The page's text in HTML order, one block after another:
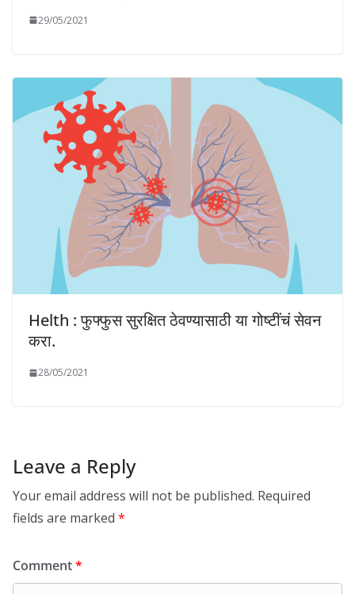
29/05/2021
Helth : फुफ्फुस सुरक्षित ठेवण्यासाठी या गोष्टींचं सेवन
करा.
28/05/2021
Leave a Reply
Your email address will not be published. Required
fields are marked *
Comment*